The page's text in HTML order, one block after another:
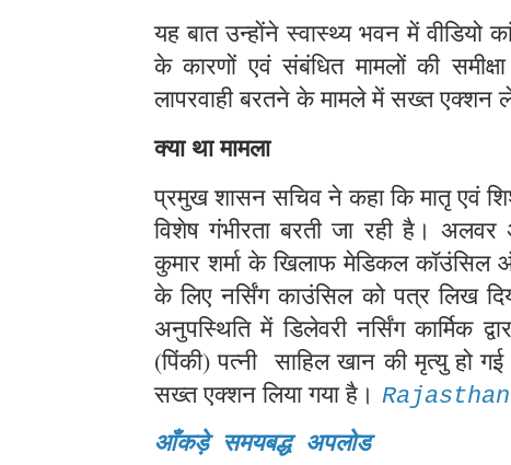
यह बात उन्होंने स्वास्थ्य भवन में
के कारणों एवं संबंधित मामलों की
लापरवाही बरतने के मामले में सख्त एक्शन
क्या था मामला
प्रमुख शासन सचिव ने कहा कि मातृ एवं
विशेष गंभीरता बरती जा रही है।
कुमार शर्मा के खिलाफ मेडिकल कॉउंसिल
के लिए नर्सिंग काउंसिल को पत्र लिख
अनुपस्थिति में डिलेवरी नर्सिंग कार्मिक
(पिंकी) पत्नी साहिल खान की मृत्यु हो
सख्त एक्शन लिया गया है।
आँकड़े समयबद्ध अपलोड